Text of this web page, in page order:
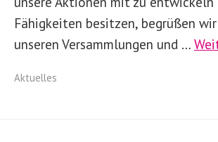
Fähigkeiten besitzen, begrüßen
unseren Versammlungen und …
Aktuelles